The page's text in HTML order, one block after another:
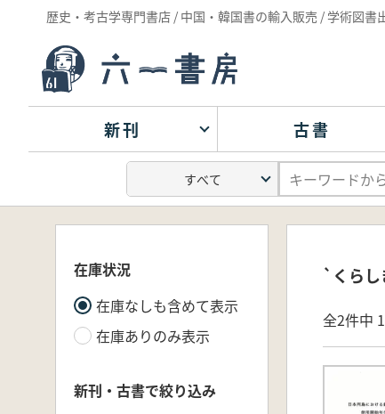
歴史・考古学専門書店 / 中国・韓国書の輸入販売 / 学術図書
新刊 古書
在庫状況
在庫なしも含めて表示
在庫ありのみ表示
新刊・古書で絞り込み
`くらし
全2件中